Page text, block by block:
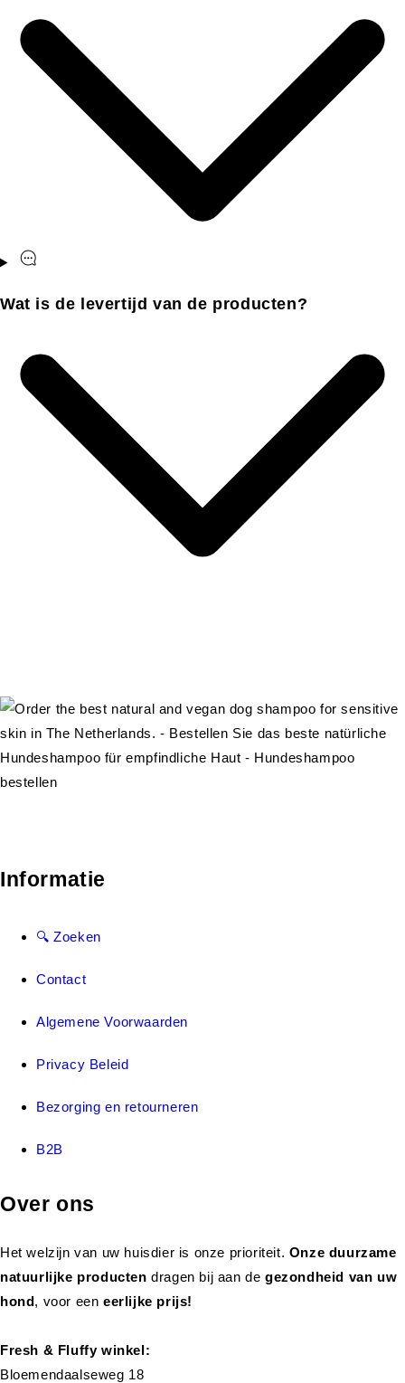
Wat is de levertijd van de producten?
Informatie
🔍 Zoeken
Contact
Algemene Voorwaarden
Privacy Beleid
Bezorging en retourneren
B2B
Over ons
Het welzijn van uw huisdier is onze prioriteit. Onze duurzame
natuurlijke productendragen bij aan de gezondheid van uw
hond, voor eeneerlijke prijs!
Fresh & Fluffy winkel:
Bloemendaalseweg 18